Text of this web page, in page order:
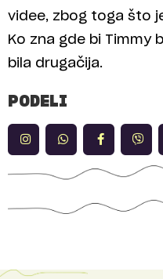
videe, zbog toga što
Ko zna gde bi Timmy
bila drugačija.
PODELI